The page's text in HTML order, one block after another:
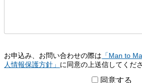
お申込み、お問い合わせの際は 「Man to
人情報保護方針」 に同意の上送信してくださ
同意する